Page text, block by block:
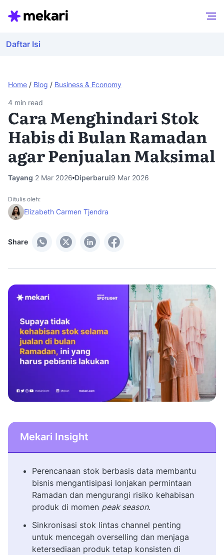
Home / Blog / Business & Economy
Daftar Isi
4 min read
Cara Menghindari Stok
Habis di Bulan Ramadan
agar Penjualan Maksimal
Tayang 2 Mar 2026 Diperbarui9 Mar 2026
Share
Ditulis oleh:
Elizabeth Carmen Tjendra
Mekari Insight
Perencanaan stok berbasis data membantu
bisnis mengantisipasi lonjakan permintaan
Ramadan dan mengurangi risiko kehabisan
produk di momen peak season.
Sinkronisasi stok lintas channel penting
untuk mencegah overselling dan menjaga
ketersediaan produk tetap konsisten di